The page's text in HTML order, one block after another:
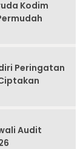
Kodim
Peringatan
Audit